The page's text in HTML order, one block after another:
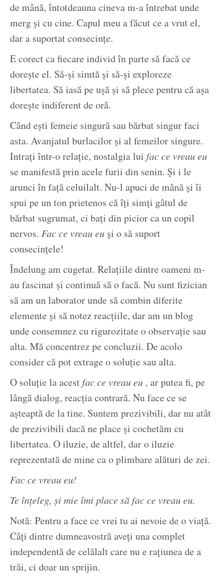
de mână, întotdeauna cineva m-a întrebat unde
merg și cu cine. Capul meu a făcut ce a vrut el,
dar a suportat consecințe.
E corect ca fiecare individ în parte să facă ce
dorește el. Să-și simtă și să-și exploreze
libertatea. Să iasă pe ușă și să plece pentru că așa
dorește indiferent de oră.
Când ești femeie singură sau bărbat singur faci
asta. Avanjatul burlacilor și al femeilor singure.
Intrați într-o relație, nostalgia lui fac ce vreau eu
se manifestă prin acele furii din senin. Și i le
arunci în față celuilalt. Nu-l apuci de mână și îi
spui pe un ton prietenos că îți simți gâtul de
bărbat sugrumat, ci bați din picior ca un copil
nervos. Fac ce vreau eu și o să suport
consecințele!
Îndelung am cugetat. Relațiile dintre oameni m-
au fascinat și continuă să o facă. Nu sunt fizician
să am un laborator unde să combin diferite
elemente și să notez reacțiile, dar am un blog
unde consemnez cu rigurozitate o observație sau
alta. Mă concentrez pe concluzii. De acolo
consider că pot extrage o soluție sau alta.
O soluție la acestfac ce vreau eu , ar putea fi, pe
lângă dialog, reacția contrară. Nu face ce se
așteaptă de la tine. Suntem prezivibili, dar nu atât
de prezivibili dacă ne place și cochetăm cu
libertatea. O iluzie, de altfel, dar o iluzie
reprezentată de mine ca o plimbare alături de zei.
Fac ce vreau eu!
Te înțeleg, și mie îmi place să fac ce vreau eu.
Notă: Pentru a face ce vrei tu ai nevoie de o viață.
Câți dintre dumneavostră aveți una complet
independentă de celălalt care nu e rațiunea de a
trăi, ci doar un sprijin.